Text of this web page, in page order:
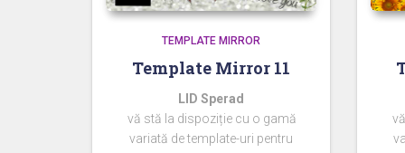
TEMPLATE MIRROR
Template Mirror 11
LID Sperad
vă stă la dispoziție cu o gamă
variată de template-uri pentru